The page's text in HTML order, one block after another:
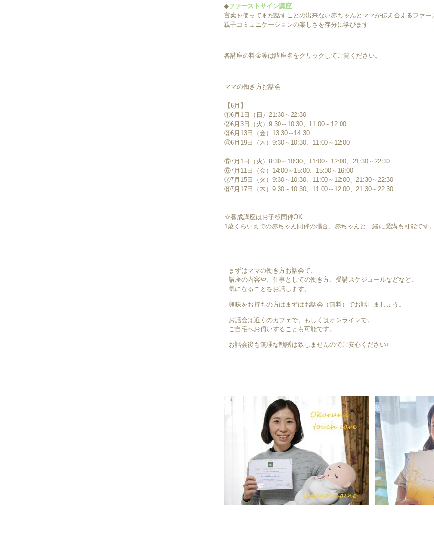
◆ファーストサイン講座
言葉を使ってまだ話すことの出来ない赤ちゃんとママが伝え合えるファー
親子コミュニケーションの楽しさを存分に学びます
各講座の料金等は講座名をクリックしてご覧ください。
ママの働き方お話会
【6月】
①6月1日（日）21:30～22:30
②6月3日（火）9:30～10:30、11:00～12:00
③6月13日（金）13:30～14:30
④6月19日（木）9:30～10:30、11:00～12:00
⑤7月1日（火）9:30～10:30、11:00～12:00、21:30～22:30
⑥7月11日（金）14:00～15:00、15:00～16:00
⑦7月15日（火）9:30～10:30、11:00～12:00、21:30～22:30
⑧7月17日（木）9:30～10:30、11:00～12:00、21:30～22:30
☆養成講座はお子様同伴OK
1歳くらいまでの赤ちゃん同伴の場合、赤ちゃんと一緒に受講も可能です
まずはママの働き方お話会で、
講座の内容や、仕事としての働き方、受講スケジュールなどなど、
気になることをお話します。
興味をお持ちの方はまずはお話会（無料）でお話しましょう。
お話会は近くのカフェで、もしくはオンラインで。
ご自宅へお伺いすることも可能です。
お話会後も無理な勧誘は致しませんのでご安心ください♪